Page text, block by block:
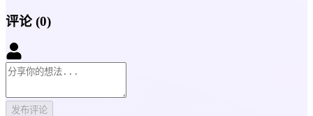
评论 (0)
发布评论